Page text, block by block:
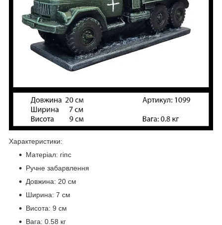
Характеристики:
Матеріал: гіпс
Ручне забарвлення
Довжина: 20 см
Ширина: 7 см
Висота: 9 см
Вага: 0.58 кг